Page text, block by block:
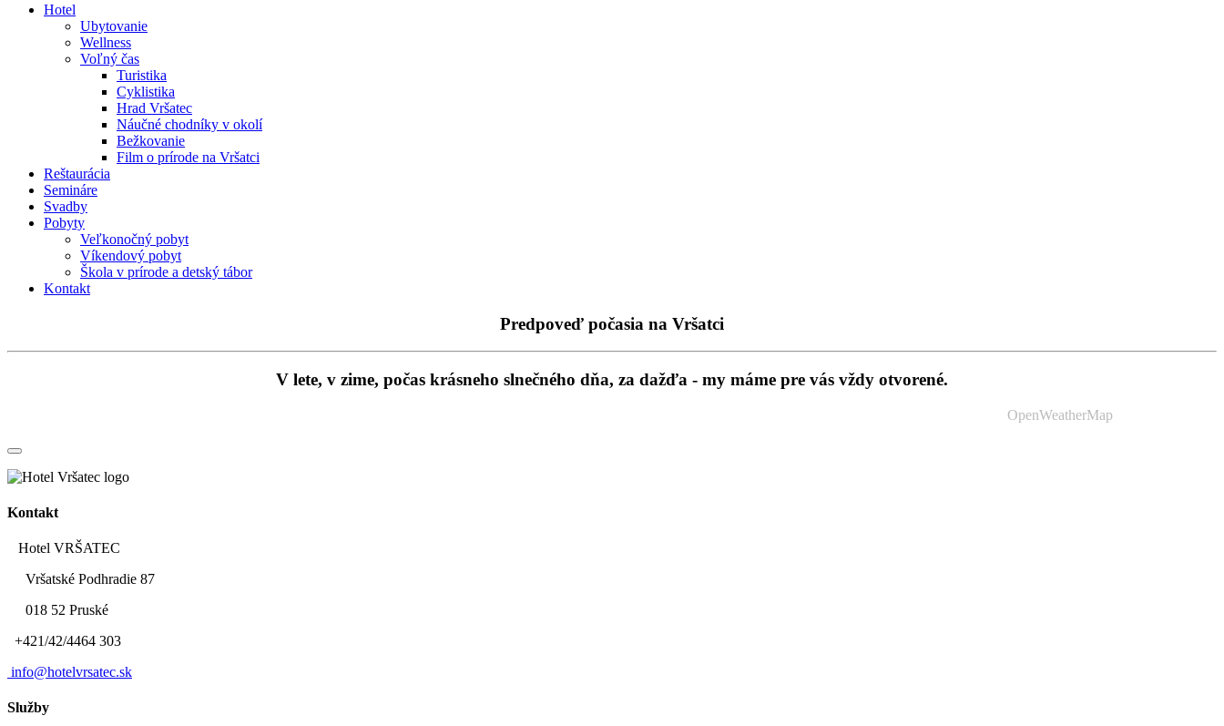
Hotel
Ubytovanie
Wellness
Voľný čas
Turistika
Cyklistika
Hrad Vršatec
Náučné chodníky v okolí
Bežkovanie
Film o prírode na Vršatci
Reštaurácia
Semináre
Svadby
Pobyty
Veľkonočný pobyt
Víkendový pobyt
Škola v prírode a detský tábor
Kontakt
Predpoveď počasia na Vršatci
V lete, v zime, počas krásneho slnečného dňa, za dažďa - my máme pre vás vždy otvorené.
OpenWeatherMap
Kontakt
Hotel VRŠATEC
Vršatské Podhradie 87
018 52 Pruské
+421/42/4464 303
info@hotelvrsatec.sk
Služby